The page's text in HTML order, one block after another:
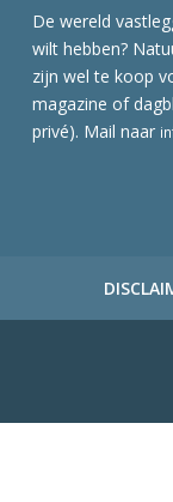
De wereld
wilt hebben?
zijn wel te koop
magazine of
privé). Mail naar